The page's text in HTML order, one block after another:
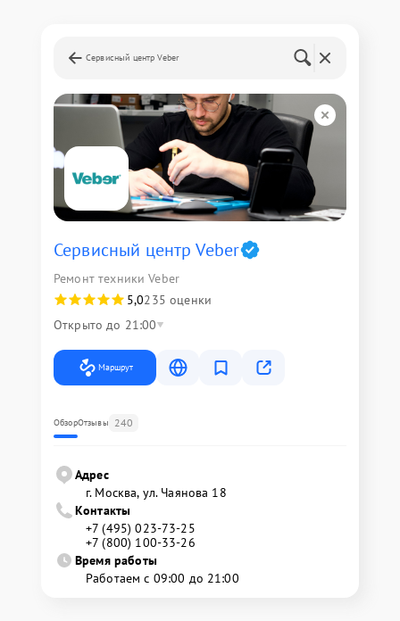
Сервисный центр Veber
Сервисный центр Veber
Ремонт техники Veber
5,0235 оценки
Открыто до 21:00
Маршрут
ОбзорОтзывы 240
Адрес
г. Москва, ул. Чаянова 18
Контакты
+7 (495) 023-73-25
+7 (800) 100-33-26
Время работы
Работаем с 09:00 до 21:00